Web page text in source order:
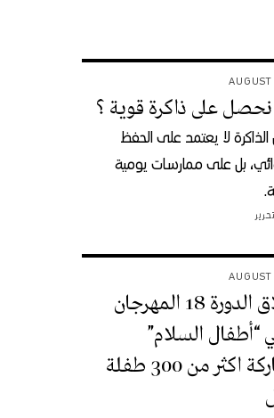
على ذاكرة قوية ؟
لا يعتمد على الحفظ
بل على ممارسات يومية
انطلاق الدورة 18 المهرجان
“أطفال السلام”
بمشاركة اكثر من 300 طفلة